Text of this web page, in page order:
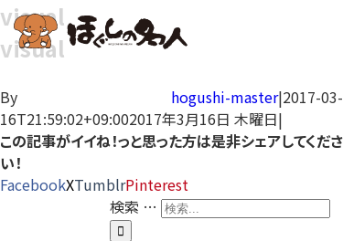
visual
visual
By hogushi-master|2017-03-
16T21:59:02+09:002017年3月16日 木曜日|
この記事がイイね！っと思った方は是非シェアしてくださ
い！
FacebookXTumblrPinterest
検索 …